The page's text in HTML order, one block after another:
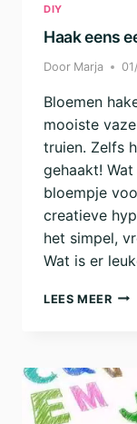
DIY
Haak eens
Door Marja
Bloemen
mooiste
truien. Zelfs
gehaakt!
bloempje
creatieve
het simpel,
Wat is er
LEES MEER